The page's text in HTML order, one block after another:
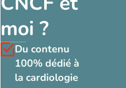
moi ?
Du contenu
100% dédié à
la cardiologie